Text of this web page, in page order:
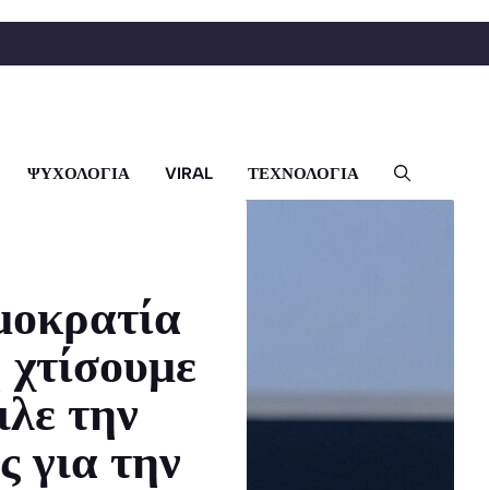
ΨΥΧΟΛΟΓΙΑ VIRAL ΤΕΧΝΟΛΟΓΙΑ
την
για την